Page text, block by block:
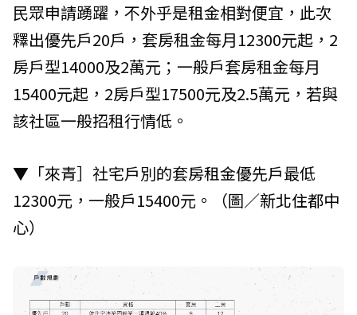
民眾申請踴躍，不外乎是租金相對便宜，此次
釋出優先戶20戶，套房租金每月12300元起，2
房戶型14000及2萬元；一般戶套房租金每月
15400元起，2房戶型17500元及2.5萬元，若與
該社區一般招租行情低。
▼「來青］社宅戶別的套房租金優先戶最低
12300元，一般戶15400元。（圖／新北住都中
心）